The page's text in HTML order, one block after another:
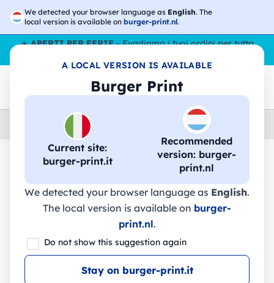
We detected your browser language as English. The
local version is available on burger-print.nl.
A LOCAL VERSION IS AVAILABLE
Burger Print
Current site:
burger-print.it
Recommended
version: burger-
print.nl
We detected your browser language as English.
The local version is available on burger-
print.nl.
Do not show this suggestion again
Stay on burger-print.it
☀️APERTI PER FERIE- Evadiamo i tuoi ordini per tutta
Accessori
🔥 -30% Stampa DTF
URBAN - 70600 - Sol's